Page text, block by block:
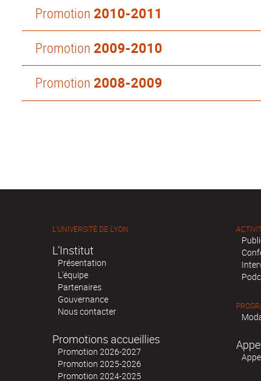
Promotion 2010-2011
Promotion 2009-2010
Promotion 2008-2009
L'UNIVERSITÉ DE LYON
L’Institut
Présentation
L'équipe
Partenaires
Gouvernance
Nous contacter
Promotions accueillies
Promotion 2026-2027
Promotion 2025-2026
Promotion 2024-2025